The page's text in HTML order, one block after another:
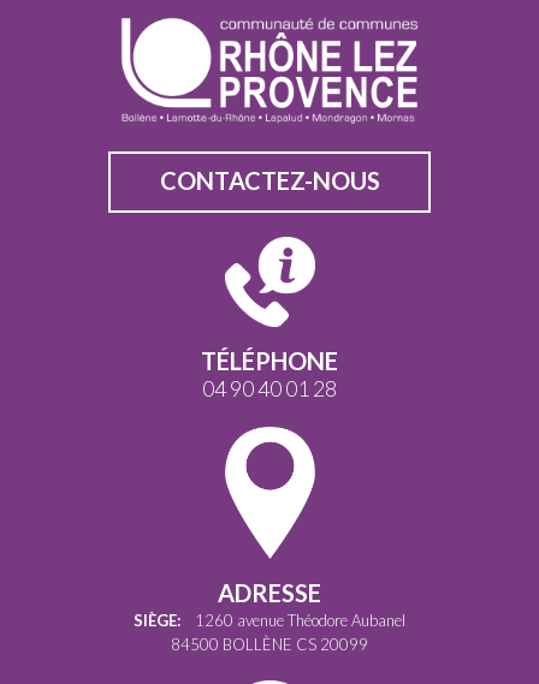
CONTACTEZ-NOUS
TÉLÉPHONE
04 90 40 01 28
ADRESSE
SIÈGE: 1260 avenue Théodore Aubanel
84500 BOLLÈNE CS 20099